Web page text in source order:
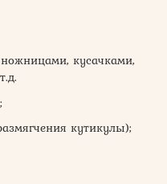
кусачками,
кутикулы);